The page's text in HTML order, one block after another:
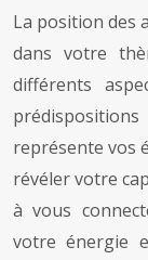
La position des
dans votre
différents
représente vos
révéler votre
à vous
votre énergie